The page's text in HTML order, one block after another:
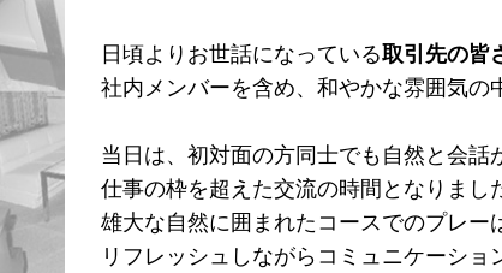
日頃よりお世話になっている取引先の皆
社内メンバーを含め、和やかな雰囲気の
当日は、初対面の方同士でも自然と会話
仕事の枠を超えた交流の時間となりまし
雄大な自然に囲まれたコースでのプレー
リフレッシュしながらコミュニケーショ